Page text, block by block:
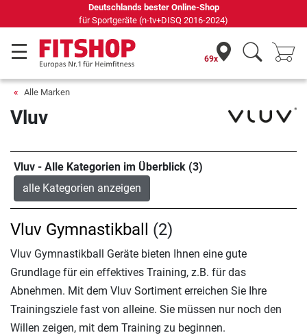
Deutschlands bester Online-Shop
für Sportgeräte (n-tv+DISQ 2016-2024)
69x
Alle Marken
Vluv
Vluv - Alle Kategorien im Überblick (3)
alle Kategorien anzeigen
Vluv Gymnastikball (2)
Vluv Gymnastikball Geräte bieten Ihnen eine gute
Grundlage für ein effektives Training, z.B. für das
Abnehmen. Mit dem Vluv Sortiment erreichen Sie Ihre
Trainingsziele fast von alleine. Sie müssen nur noch den
Willen zeigen, mit dem Training zu beginnen.